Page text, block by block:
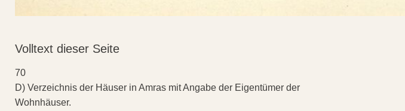
Volltext dieser Seite
70
D) Verzeichnis der Häuser in Amras mit Angabe der Eigentümer der
Wohnhäuser.